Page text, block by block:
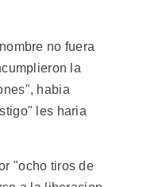
no fuera
la
habia
les haria
"ocho tiros de